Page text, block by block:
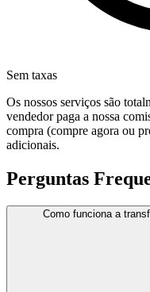
Sem taxas
Os nossos serviços são
vendedor paga a nossa
compra (compre agora ou
adicionais.
Perguntas
Como funciona a